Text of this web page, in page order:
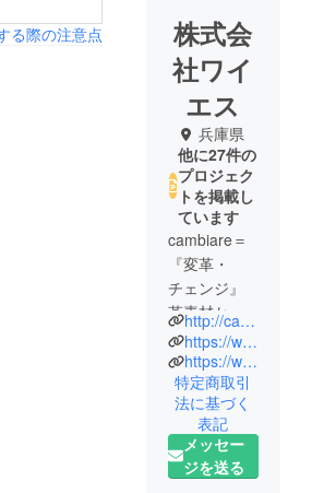
る際の注意点
株式会
社ワイ
エス
兵庫県
他に27件の
プロジェク
トを掲載し
ています
cambiare＝
『変革・
チェンジ』
革素材から
一貫して生
産すること
で、良いも
のを、より
お求めやす
い価格で。
私達が暮ら
http://cambiare.jp/
https://www.instagram.com/cambiare_japan/
https://www.facebook.com/cambiare.official/
特定商取引
法に基づく
表記
メッセー
ジを送る